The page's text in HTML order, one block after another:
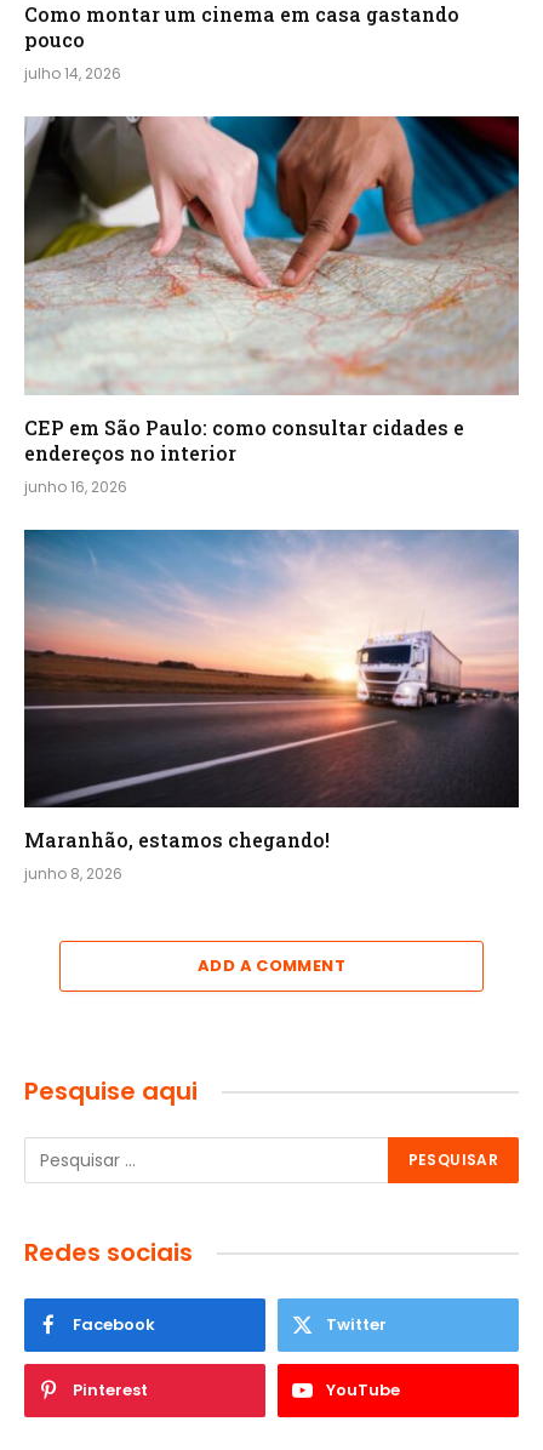
Como montar um cinema em casa gastando
pouco
julho 14, 2026
CEP em São Paulo: como consultar cidades e
endereços no interior
junho 16, 2026
Maranhão, estamos chegando!
junho 8, 2026
ADD A COMMENT
Pesquise aqui
Redes sociais
Facebook Twitter
Pinterest YouTube